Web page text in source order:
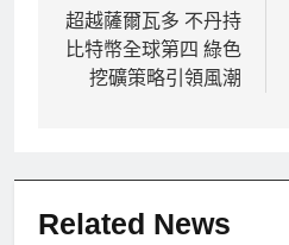
章
導
超越薩爾瓦多 不丹持
比特幣全球第四 綠色
挖礦策略引領風潮
Related News